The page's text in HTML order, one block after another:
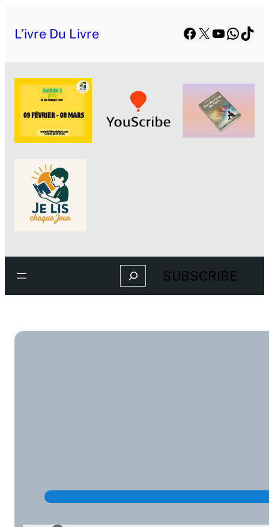
L’ivre Du Livre Facebook
X YouTube
Search SUBSCRIBE